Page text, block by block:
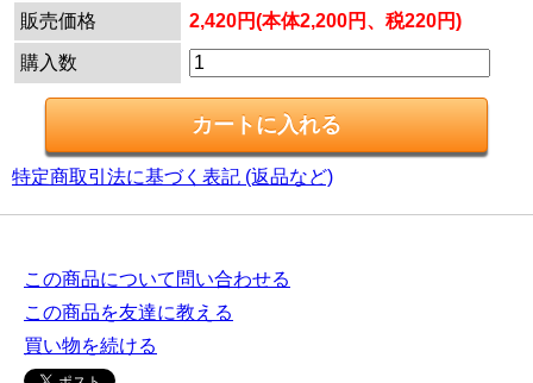
販売価格
2,420円(本体2,200円、税220円)
購入数
特定商取引法に基づく表記 (返品など)
この商品について問い合わせる
この商品を友達に教える
買い物を続ける